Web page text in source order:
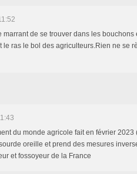
marrant de se trouver dans les bouchons
le ras le bol des agriculteurs.Rien ne se
du monde agricole fait en février
oreille et prend des mesures
et fossoyeur de la France